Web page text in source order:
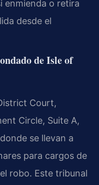
enmienda o retira
desde el
de Isle of
Court,
Circle, Suite A,
se llevan a
para cargos de
robo. Este tribunal